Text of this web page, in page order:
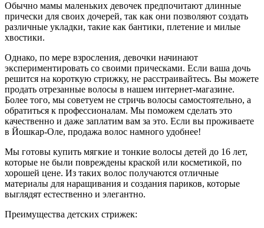
Обычно мамы маленьких девочек предпочитают длинные
прически для своих дочерей, так как они позволяют создать
различные укладки, такие как бантики, плетение и милые
хвостики.
Однако, по мере взросления, девочки начинают
экспериментировать со своими прическами. Если ваша дочь
решится на короткую стрижку, не расстраивайтесь. Вы можете
продать отрезанные волосы в нашем интернет-магазине.
Более того, мы советуем не стричь волосы самостоятельно, а
обратиться к профессионалам. Мы поможем сделать это
качественно и даже заплатим вам за это. Если вы проживаете
в Йошкар-Оле, продажа волос намного удобнее!
Мы готовы купить мягкие и тонкие волосы детей до 16 лет,
которые не были повреждены краской или косметикой, по
хорошей цене. Из таких волос получаются отличные
материалы для наращивания и создания париков, которые
выглядят естественно и элегантно.
Преимущества детских стрижек: